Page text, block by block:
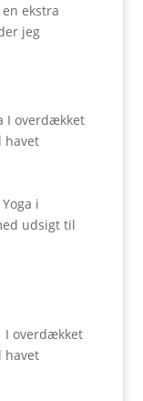
ekstra
jeg
I overdækket
havet
i
udsigt til
I overdækket
havet